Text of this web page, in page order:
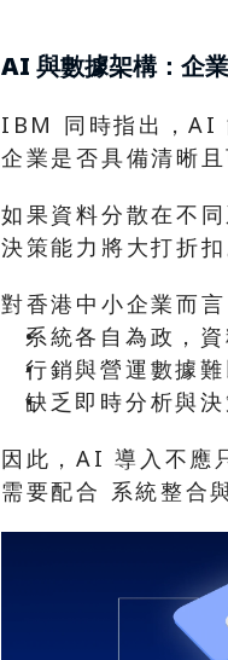
AI 與數據架構：企
IBM 同時指出，AI
企業是否具備清晰
如果資料分散在不
決策能力將大打折扣
對香港中小企業而
系統各自為政，
行銷與營運數據
缺乏即時分析與
因此，AI 導入不應
需要配合 系統整合